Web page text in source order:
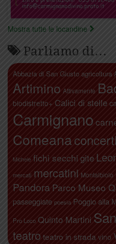
Mostra tutte le locandine
Parliamo di…
Abbazia di San Giusto agricoltura
Artimino Attivamente
biodistretto+ Calici di stelle
Carmignano
Comeanaconcerti
Michele fichi secchi gite
mercati mercatini Montalbiolo
Pandora Parco Museo
passeggiate poesia Poggio alla
Pro Loco Quinto Martini
teatro teatro in strada vino